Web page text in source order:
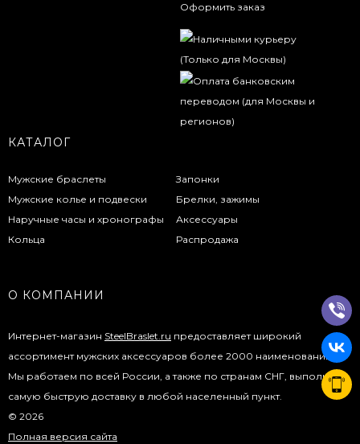
Оформить заказ
КАТАЛОГ
Мужские браслеты
Мужские колье и подвески
Наручные часы и хронографы
Кольца
Запонки
Брелки, зажимы
Аксессуары
Распродажа
О КОМПАНИИ
Интернет-магазин SteelBraslet.ru предоставляет широкий
ассортимент мужских аксессуаров более 2000 наименований.
Мы работаем по всей России, а также по странам СНГ, выполняя
самую быструю доставку в любой населенный пункт.
© 2026
Полная версия сайта